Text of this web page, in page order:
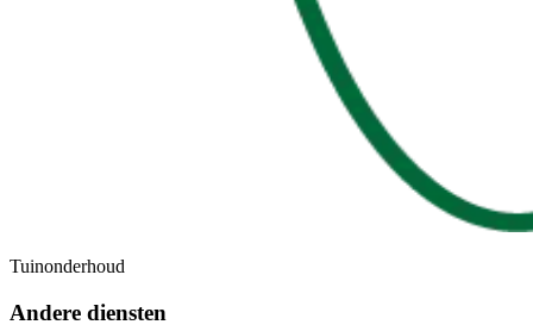
Tuinonderhoud
Andere diensten